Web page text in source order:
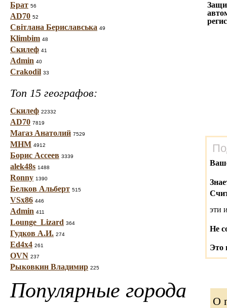
Брат 56
AD70 52
Світлана Бериславська 49
Klimbim 48
Скилеф 41
Admin 40
Crakodil 33
Топ 15 географов:
Скилеф 22332
AD70 7819
Магаз Анатолий 7529
МНМ 4912
Борис Ассеев 3339
alek48s 1488
Ronny 1390
Белков Альберт 515
VSx86 446
Admin 411
Lounge_Lizard 364
Гудков А.И. 274
Ed4x4 261
OVN 237
Рыковкин Владимир 225
Популярные города
эти
Не
Это
О